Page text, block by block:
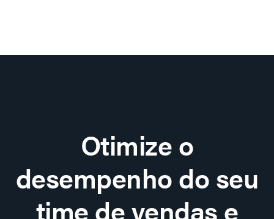
Otimize o
desempenho do seu
time de vendas e